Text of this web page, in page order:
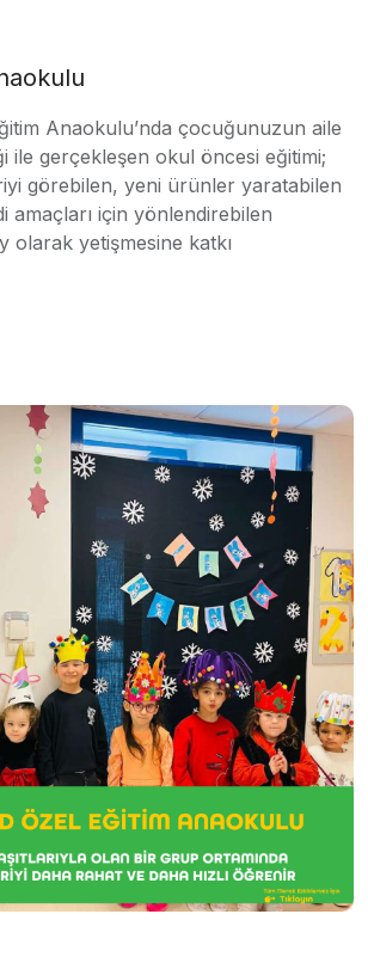
Anaokulu’nda çocuğunuzun aile
ile gerçekleşen okul öncesi eğitimi;
görebilen, yeni ürünler yaratabilen
amaçları için yönlendirebilen
olarak yetişmesine katkı